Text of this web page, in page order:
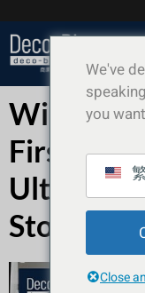
Winning
First
Ultimate
We've
you
Close